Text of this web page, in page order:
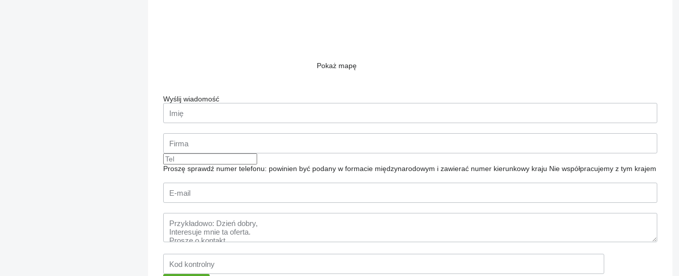
Pokaż mapę
Wyślij wiadomość
Proszę sprawdź numer telefonu: powinien być podany w formacie międzynarodowym i zawierać numer kierunkowy kraju Nie współpracujemy z tym krajem